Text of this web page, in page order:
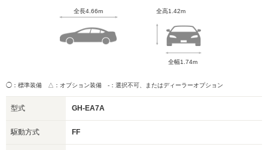
全長4.66m 全高1.42m
全幅1.74m
◯：標準装備 △：オプション装備 -：選択不可、またはディーラーオプション
型式 GH-EA7A
駆動方式 FF